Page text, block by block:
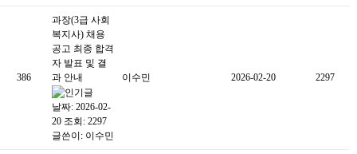
386
과장(3급 사회
복지사) 채용
공고 최종 합격
자 발표 및 결
과 안내
날짜: 2026-02-
20 조회: 2297
글쓴이: 이수민
이수민 2026-02-20 2297